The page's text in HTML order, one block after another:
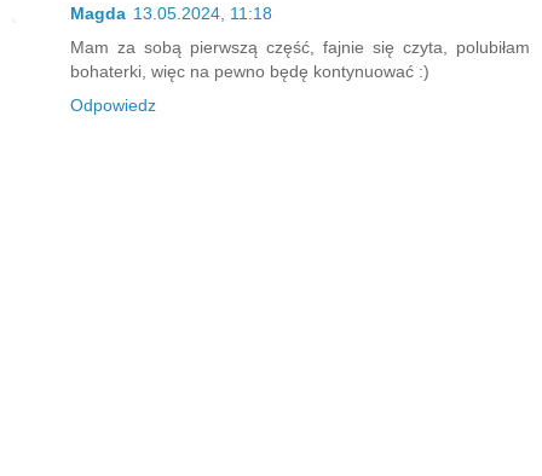
Magda 13.05.2024, 11:18
Mam za sobą pierwszą część, fajnie się czyta, polubiłam
bohaterki, więc na pewno będę kontynuować :)
Odpowiedz